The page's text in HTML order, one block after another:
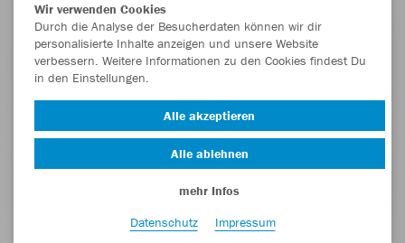
Wir verwenden Cookies
Durch die Analyse der Besucherdaten können wir dir
personalisierte Inhalte anzeigen und unsere Website
verbessern. Weitere Informationen zu den Cookies findest Du
in den Einstellungen.
Alle akzeptieren
Alle ablehnen
mehr Infos
Datenschutz
Impressum